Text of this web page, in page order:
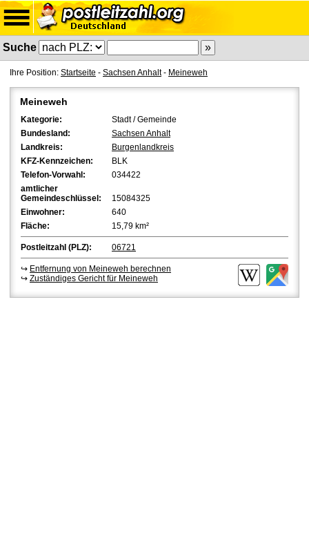
Suche
Ihre Position: Startseite - Sachsen Anhalt- Meineweh
Meineweh
Kategorie:
Stadt / Gemeinde
Bundesland:
Sachsen Anhalt
Landkreis:
Burgenlandkreis
KFZ-Kennzeichen:
BLK
Telefon-Vorwahl:
034422
amtlicher
Gemeindeschlüssel:
15084325
Einwohner:
640
Fläche:
15,79 km²
Postleitzahl (PLZ): 06721
↪ Entfernung von Meineweh berechnen
↪ Zuständiges Gericht für Meineweh